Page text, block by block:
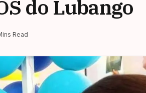
do Lubango
Read